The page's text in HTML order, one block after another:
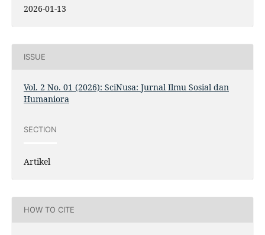
2026-01-13
ISSUE
Vol. 2 No. 01 (2026): SciNusa: Jurnal Ilmu Sosial dan
Humaniora
SECTION
Artikel
HOW TO CITE